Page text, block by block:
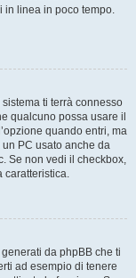
in linea in poco tempo.
ti terrà connesso
qualcuno possa usare il
quando entri, ma
PC usato anche da
Se non vedi il checkbox,
caratteristica.
da phpBB che ti
ad esempio di tenere